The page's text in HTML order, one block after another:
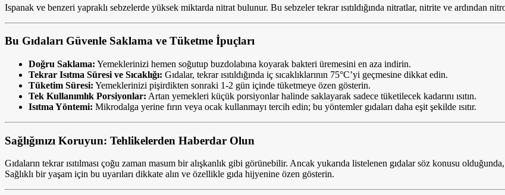
Ispanak ve benzeri yapraklı sebzelerde yüksek miktarda nitrat bulunur. Bu sebzeler tekrar ısıtıldığında nitratlar, nitrite ve ardından
Bu Gıdaları Güvenle Saklama ve Tüketme İpuçları
Doğru Saklama: Yemeklerinizi hemen soğutup buzdolabına koyarak bakteri üremesini en aza indirin.
Tekrar Isıtma Süresi ve Sıcaklığı: Gıdalar, tekrar ısıtıldığında iç sıcaklıklarının 75°C’yi geçmesine dikkat edin.
Tüketim Süresi: Yemeklerinizi pişirdikten sonraki 1-2 gün içinde tüketmeye özen gösterin.
Tek Kullanımlık Porsiyonlar: Artan yemekleri küçük porsiyonlar halinde saklayarak sadece tüketilecek kadarını ısıtın.
Isıtma Yöntemi: Mikrodalga yerine fırın veya ocak kullanmayı tercih edin; bu yöntemler gıdaları daha eşit şekilde ısıtır.
Sağlığınızı Koruyun: Tehlikelerden Haberdar Olun
Gıdaların tekrar ısıtılması çoğu zaman masum bir alışkanlık gibi görünebilir. Ancak yukarıda listelenen gıdalar söz konusu
Sağlıklı bir yaşam için bu uyarıları dikkate alın ve özellikle gıda hijyenine özen gösterin.